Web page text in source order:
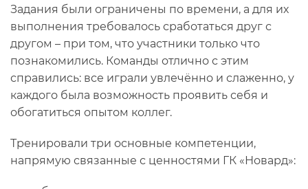
Задания были ограничены по времени, а для их
выполнения требовалось сработаться друг с
другом – при том, что участники только что
познакомились. Команды отлично с этим
справились: все играли увлечённо и слаженно, у
каждого была возможность проявить себя и
обогатиться опытом коллег.
Тренировали три основные компетенции,
напрямую связанные с ценностями ГК «Новард»: